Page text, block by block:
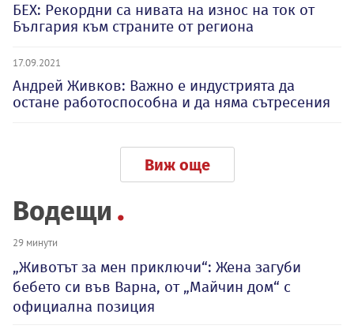
БЕХ: Рекордни са нивата на износ на ток от
България към страните от региона
17.09.2021
Андрей Живков: Важно е индустрията да
остане работоспособна и да няма сътресения
Виж още
Водещи
29 минути
„Животът за мен приключи“: Жена загуби
бебето си във Варна, от „Майчин дом“ с
официална позиция